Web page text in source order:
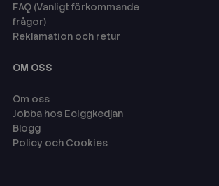
FAQ (Vanligt förkommande
frågor)
Reklamation och retur
OM OSS
Om oss
Jobba hos Eciggkedjan
Blogg
Policy och Cookies